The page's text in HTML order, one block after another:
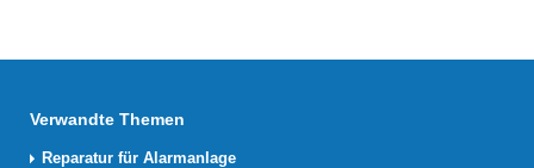
Verwandte Themen
Reparatur für Alarmanlage